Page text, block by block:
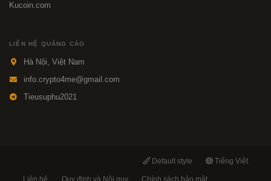
Kucoin.com
LIÊN HỆ QUẢNG CÁO
Hà Nội, Việt Nam
info.crypto4me@gmail.com
Tieusuphu2021
Default style Tiếng Việt
Liên hệ Quy định và Nội quy Chính sách bảo mật